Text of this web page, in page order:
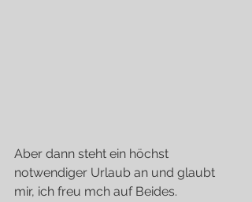
Aber dann steht ein höchst
notwendiger Urlaub an und glaubt
mir, ich freu mch auf Beides.